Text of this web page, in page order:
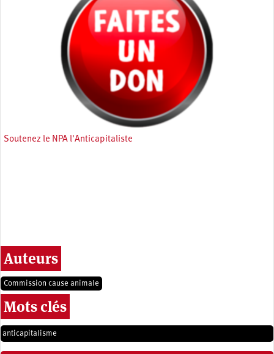
Soutenez le NPA l'Anticapitaliste
Auteurs
Commission cause animale
Mots clés
anticapitalisme